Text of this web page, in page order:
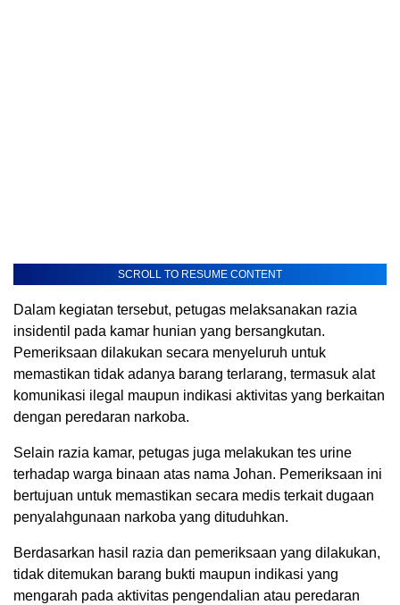
SCROLL TO RESUME CONTENT
Dalam kegiatan tersebut, petugas melaksanakan razia
insidentil pada kamar hunian yang bersangkutan.
Pemeriksaan dilakukan secara menyeluruh untuk
memastikan tidak adanya barang terlarang, termasuk alat
komunikasi ilegal maupun indikasi aktivitas yang berkaitan
dengan peredaran narkoba.
Selain razia kamar, petugas juga melakukan tes urine
terhadap warga binaan atas nama Johan. Pemeriksaan ini
bertujuan untuk memastikan secara medis terkait dugaan
penyalahgunaan narkoba yang dituduhkan.
Berdasarkan hasil razia dan pemeriksaan yang dilakukan,
tidak ditemukan barang bukti maupun indikasi yang
mengarah pada aktivitas pengendalian atau peredaran